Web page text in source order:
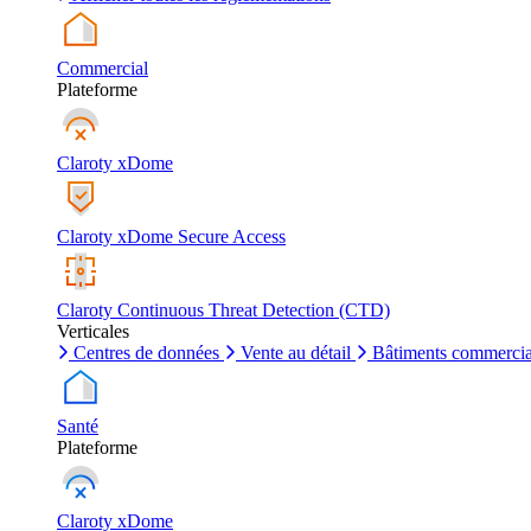
Commercial
Plateforme
Claroty xDome
Claroty xDome Secure Access
Claroty Continuous Threat Detection (CTD)
Verticales
Centres de données
Vente au détail Bâtiments
Santé
Plateforme
Claroty xDome